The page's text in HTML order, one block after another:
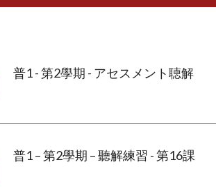
普1 - 第2學期 - アセスメント聴解
普1 – 第2學期 – 聽解練習 - 第16課